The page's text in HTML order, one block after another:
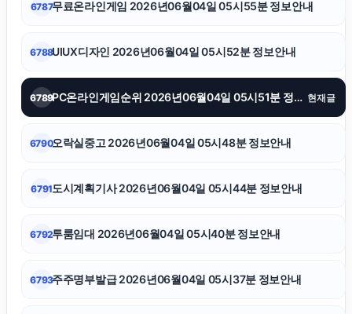
아고다할인코드
하수구막힘
6787무료온라인게임 2026년06월04일 05시55분 정보안내
6788UIUX디자인 2026년06월04일 05시52분 정보안내
6789 PC온라인게임순위 2026년06월04일 05시51분 정보안내 현재글
6790오락실중고 2026년06월04일 05시48분 정보안내
6791도시계획기사 2026년06월04일 05시44분 정보안내
6792투룸임대 2026년06월04일 05시40분 정보안내
6793주주명부발급 2026년06월04일 05시37분 정보안내